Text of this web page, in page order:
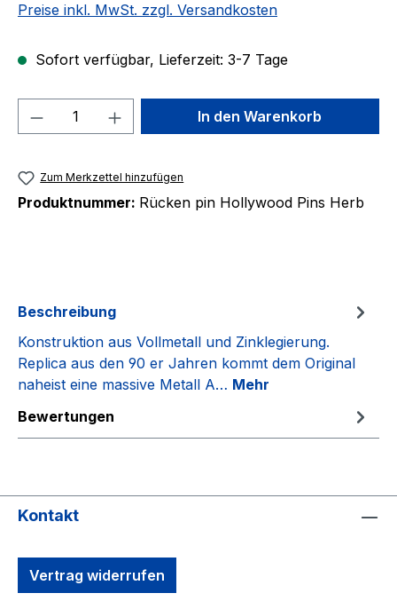
Preise inkl. MwSt. zzgl. Versandkosten
Sofort verfügbar, Lieferzeit: 3-7 Tage
Produkt Anzahl: Gib denIn den Warenkorb
Zum Merkzettel hinzufügen
Produktnummer: Rücken pin Hollywood Pins Herb
Beschreibung
Konstruktion aus Vollmetall und Zinklegierung.
Replica aus den 90 er Jahren kommt dem Original
naheist eine massive Metall A… Mehr
Bewertungen
Kontakt
Vertrag widerrufen